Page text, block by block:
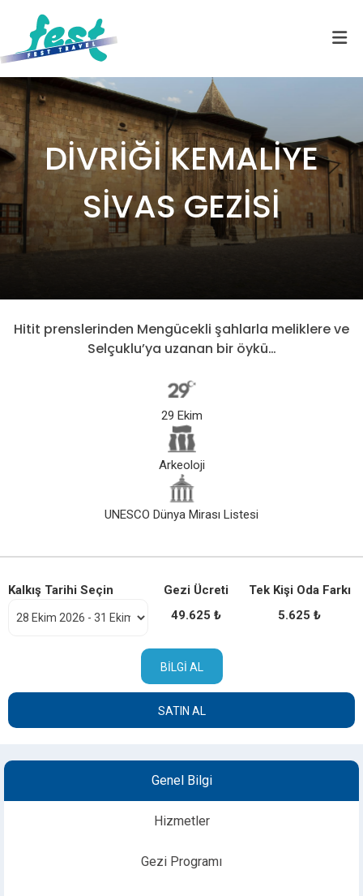
DİVRİĞİ KEMALİYE
SİVAS GEZİSİ
Hitit prenslerinden Mengücekli şahlarla meliklere ve
Selçuklu’ya uzanan bir öykü…
29 Ekim
Arkeoloji
UNESCO Dünya Mirası Listesi
Kalkış Tarihi Seçin
Gezi Ücreti
49.625 ₺
Tek Kişi Oda Farkı
5.625 ₺
BILGI AL
SATIN AL
Genel Bilgi
Hizmetler
Gezi Programı